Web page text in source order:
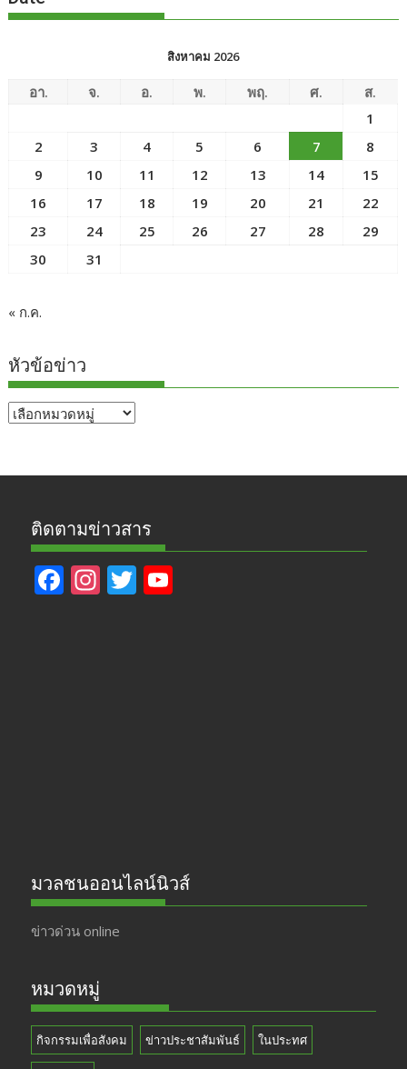
สิงหาคม 2026
อา. จ. อ. พ. พฤ. ศ.
ส.
1
2
3 4 5 6 7
8
9
10 11 12 13 14
15
16
17 18 19 20 21
22
23
24 25 26 27 28
29
30
31
« ก.ค.
หัวข้อข่าว
หัวข้อ
ติดตามข่าวสาร
F In T
มวลชนออนไลน์นิวส์
ข่าวด่วน online
หมวดหมู่
กิจกรรมเพื่อสังคม ข่าวประชาสัมพันธ์ ในประทศ